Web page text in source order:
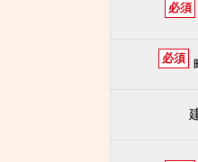
必須
必須